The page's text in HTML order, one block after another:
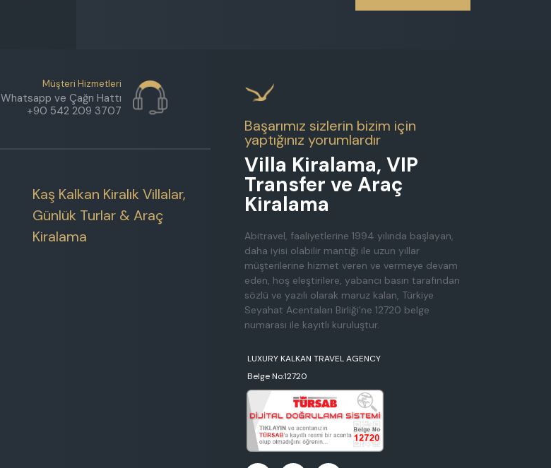
Müşteri Hizmetleri
Whatsapp ve Çağrı Hattı
+90 542 209 3707
Kaş Kalkan Kiralık Villalar,
Günlük Turlar & Araç
Kiralama
Başarımız sizlerin bizim için
yaptığınız yorumlardır
Villa Kiralama, VIP
Transfer ve Araç
Kiralama
Abitravel, faaliyetlerine 1994 yılında başlayan,
daha iyisi olabilir mantığı ile uzun yıllar
müşterilerine hizmet veren ve vermeye devam
eden, hoş eleştirilere, yabancı basın tarafından
sözlü ve yazılı olarak maruz kalan, Türkiye
Seyahat Acentaları Birliği'ne 12720 belge
numarası ile kayıtlı kuruluştur.
LUXURY KALKAN TRAVEL AGENCY
Belge No:12720